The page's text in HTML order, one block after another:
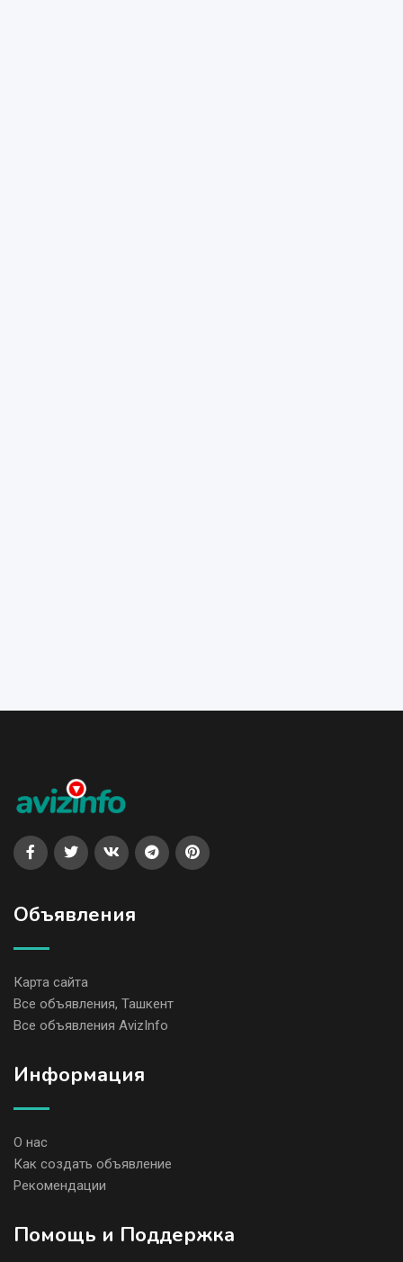
Объявления
Карта сайта
Все объявления, Ташкент
Все объявления AvizInfo
Информация
О нас
Как создать объявление
Рекомендации
Помощь и Поддержка